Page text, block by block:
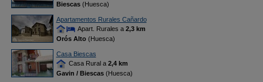
Biescas(Huesca)
Apartamentos Rurales Cañardo
Apart. Rurales a 2,3 km
Orós Alto(Huesca)
Casa Biescas
Casa Rural a 2,4 km
Gavin / Biescas(Huesca)